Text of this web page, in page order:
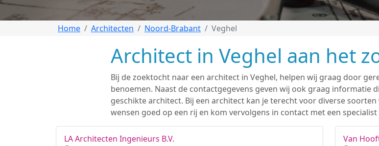
Home Architecten Noord-Brabant Veghel
Architect in Veghel aan het
Bij de zoektocht naar een architect in Veghel, helpen wij graag door
benoemen. Naast de contactgegevens geven wij ook graag informatie
geschikte architect. Bij een architect kan je terecht voor diverse
wensen goed op een rij en kom vervolgens in contact met een
LA Architecten Ingenieurs B.V.
Van